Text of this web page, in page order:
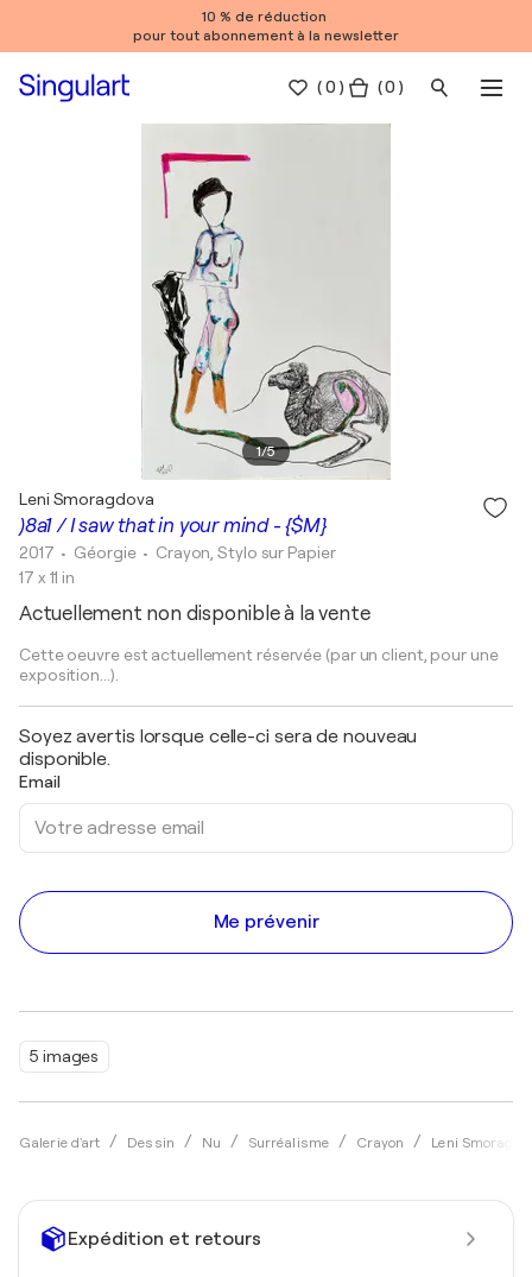
10 % de réduction
pour tout abonnement à la newsletter
(0 ) ( 0 )
1/5
5 images
Galerie d'art Dessin Nu Surréalisme Crayon Leni
)8a1 / I saw that in your mind - {$M}
Leni Smoragdova
2017 • Géorgie • Crayon, Stylo sur Papier
17 x 11 in
Actuellement non disponible à la vente
Cette oeuvre est actuellement réservée (par un client, pour une
exposition...).
Soyez avertis lorsque celle-ci sera de nouveau
disponible.
Email
Me prévenir
Expédition et retours